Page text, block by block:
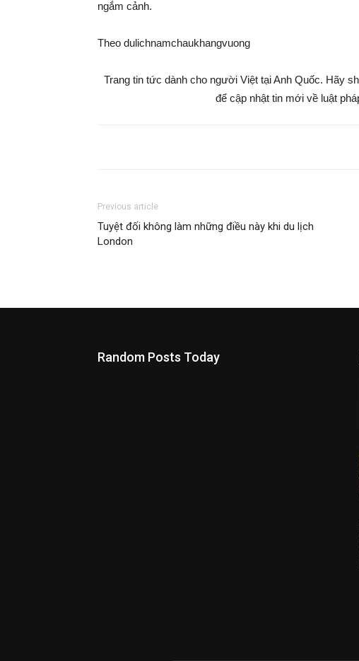
ngắm cảnh.
Theo dulichnamchaukhangvuong
Trang tin tức dành cho người Việt tại Anh Quốc. Hãy
để cập nhật tin mới về luật
Previous article
Tuyệt đối không làm những điều này khi du lịch
London
Random Posts Today